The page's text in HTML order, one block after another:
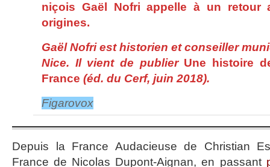
niçois Gaël Nofri appelle à un retour
origines.
Gaël Nofri est historien et conseiller
Nice. Il vient de publier Une histoire
France (éd. du Cerf, juin 2018).
Figarovox
Depuis la France Audacieuse de Christian
France de Nicolas Dupont-Aignan, en passant